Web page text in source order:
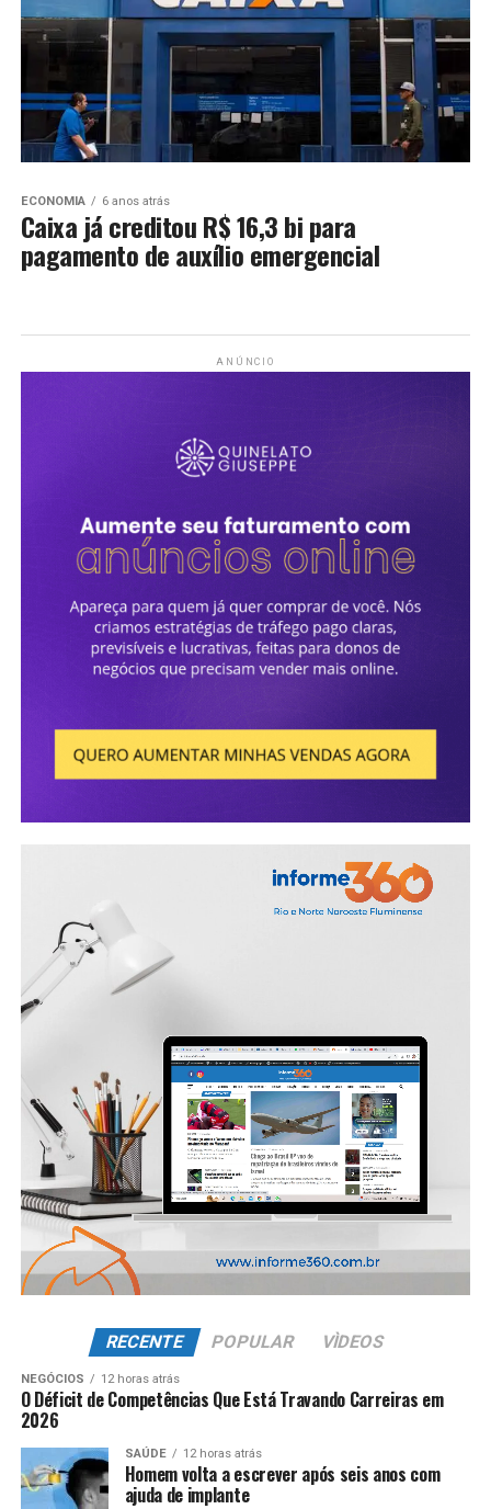
ECONOMIA 6 anos atrás
Caixa já creditou R$ 16,3 bi para
pagamento de auxílio emergencial
ANÚNCIO
RECENTE POPULAR VÌDEOS
NEGÓCIOS 12 horas atrás
O Déficit de Competências Que Está Travando Carreiras em
2026
SAÚDE 12 horas atrás
Homem volta a escrever após seis anos com
ajuda de implante